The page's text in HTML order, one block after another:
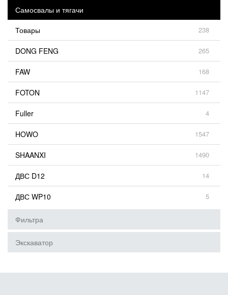
Самосвалы и тягачи
Товары
238
DONG FENG 265
FAW 168
FOTON 1147
Fuller 4
HOWO 1547
SHAANXI 1490
ДВС D12 14
ДВС WP10 5
Фильтра
Экскаватор